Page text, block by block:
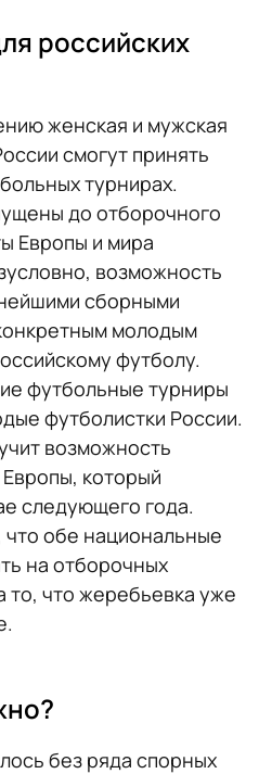
российских
женская и мужская
смогут принять
турнирах.
до отборочного
Европы и мира
возможность
сборными
молодым
футболу.
футбольные турниры
футболистки России.
возможность
который
следующего года.
что обе национальные
на отборочных
то, что жеребьевка уже
без ряда спорных